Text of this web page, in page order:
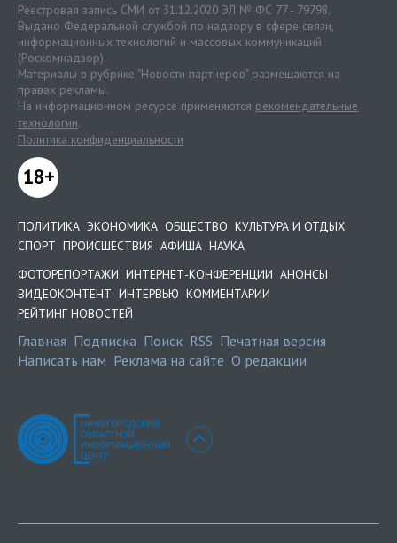
Реестровая запись СМИ от 31.12.2020 ЭЛ № ФС 77 - 79798.
Выдано Федеральной службой по надзору в сфере связи,
информационных технологий и массовых коммуникаций
(Роскомнадзор).
Материалы в рубрике "Новости партнеров" размещаются на
правах рекламы.
На информационном ресурсе применяются рекомендательные
технологии.
Политика конфиденциальности
18+
ПОЛИТИКА ЭКОНОМИКА ОБЩЕСТВО КУЛЬТУРА И ОТДЫХ
СПОРТ ПРОИСШЕСТВИЯ АФИША НАУКА
ФОТОРЕПОРТАЖИ ИНТЕРНЕТ-КОНФЕРЕНЦИИ АНОНСЫ
ВИДЕОКОНТЕНТ ИНТЕРВЬЮ КОММЕНТАРИИ
РЕЙТИНГ НОВОСТЕЙ
Главная Подписка Поиск RSS Печатная версия
Написать нам Реклама на сайте О редакции